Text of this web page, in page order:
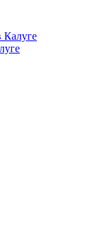
Калуге